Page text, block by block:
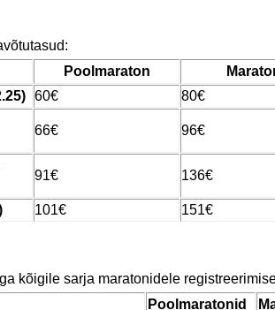
Poolmaraton
60€
80€
66€ 96€
91€ 136€
101€ 151€
kõigile sarja maratonidele
Poolmaratonid